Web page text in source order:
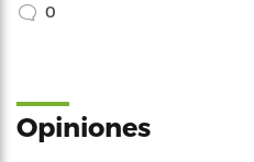
0
Opiniones